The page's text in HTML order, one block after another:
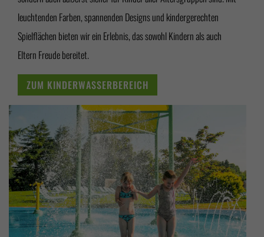
leuchtenden Farben, spannenden Designs und kindergerechten
Spielflächen bieten wir ein Erlebnis, das sowohl Kindern als auch
Eltern Freude bereitet.
ZUM KINDERWASSERBEREICH